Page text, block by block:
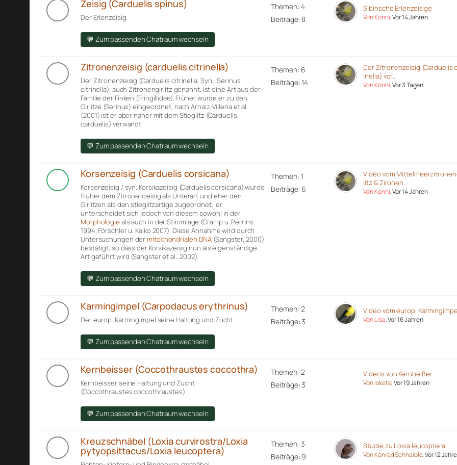
Zeisig (Carduelis spinus)
Der Erlenzeisig
💬 Zum passenden Chatraum wechseln
Themen: 4
Beiträge: 8
Sibirische Erlenzeisige
Von Konni, Vor 14 Jahren
Zitronenzeisig (carduelis citrinella)
Der Zitronenzeisig (Carduelis citrinella, Syn.: Serinus
citrinella), auch Zitronengirlitz genannt, ist eine Art aus der
Familie der Finken (Fringillidae). Früher wurde er zu den
Girlitze (Serinus) eingeordnet, nach Arnaiz-Villena et al.
(2001) ist er aber näher mit dem Stieglitz (Carduelis
carduelis) verwandt.
💬 Zum passenden Chatraum wechseln
Themen: 6
Beiträge: 14
Der Zitronenzeisig (Carduelis
inella) vor…
Von Konni, Vor 3 Tagen
Korsenzeisig (Carduelis corsicana)
Korsenzeisig / syn. Korsikazeisig (Carduelis corsicana) wurde
früher dem Zitronenzeisig als Unterart und eher den
Girlitzen als den stieglitzartige zugeordnet. er
unterscheidet sich jedoch von diesem sowohl in der
Morphologie als auch in der Stimmlage (Cramp u. Perrins
1994, Förschler u. Kalko 2007). Diese Annahme wird durch
Untersuchungen der mitochondrialen DNA (Sangster, 2000)
bestätigt, so dass der Korsikazeisig nun als eigenständige
Art geführt wird (Sangster et al., 2002).
💬 Zum passenden Chatraum wechseln
Themen: 1
Beiträge: 6
Video vom
litz & Zironen…
Von Konni, Vor 14 Jahren
Karmingimpel (Carpodacus erythrinus)
Der europ. Karmingimpel seine Haltung und Zucht.
💬 Zum passenden Chatraum wechseln
Themen: 2
Beiträge: 3
Video vom europ.
Von Lisa, Vor 16 Jahren
Kernbeisser (Coccothraustes coccothra)
Kernbeisser seine Haltung und Zucht
(Coccothraustes coccothraustes)
💬 Zum passenden Chatraum wechseln
Themen: 2
Beiträge: 3
Videos von Kernbeißer
Von iskete, Vor 19 Jahren
Kreuzschnäbel (Loxia curvirostra/Loxia
pytyopsittacus/Loxia leucoptera)
Themen: 3
Beiträge: 9
Studie zu Loxia leucoptera
Von Konrad Schnaible, Vor 12